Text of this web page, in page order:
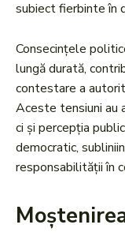
subiect fierbinte în
Consecințele
lungă durată,
contestare a
Aceste tensiuni au
ci și percepția
democratic,
responsabilității în